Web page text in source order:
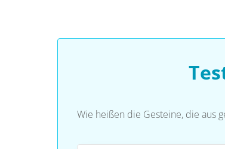
Wie heißen die Gesteine, die aus